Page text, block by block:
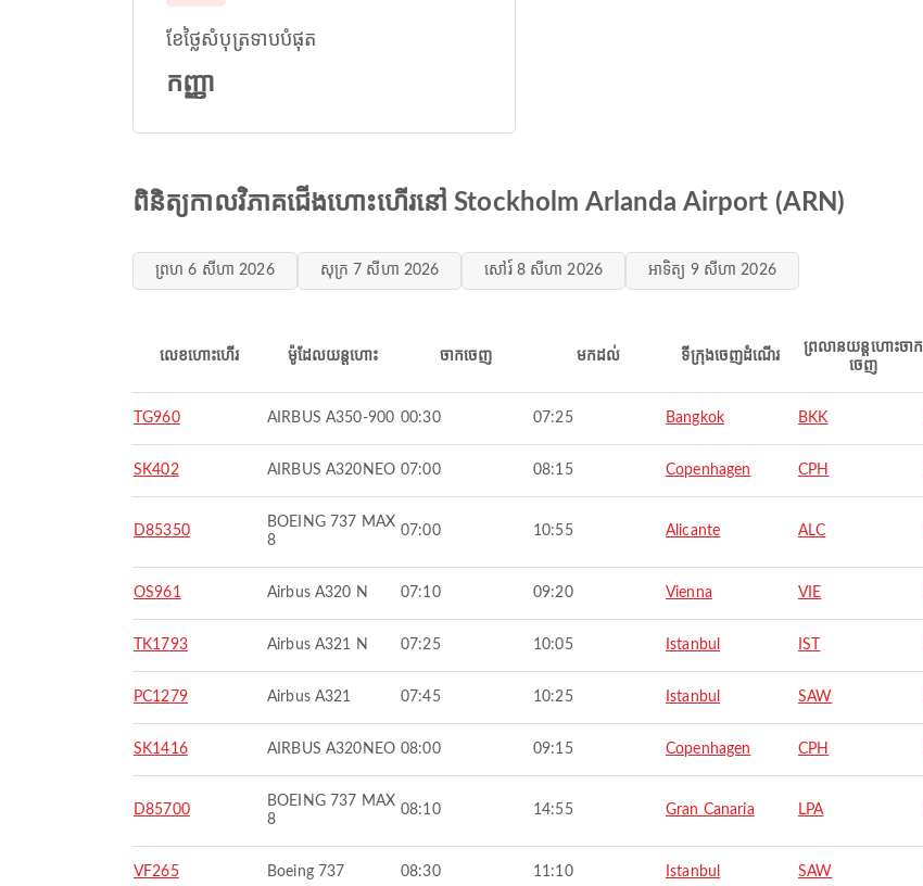
ខែថ្លៃសំបុត្រទាបបំផុត
កញ្ញា
ពិនិត្យកាលវិភាគជើងហោះហើរ​នៅ Stockholm Arlanda Airport (ARN)
ព្រហ 6 សីហា 2026 សុក្រ 7 សីហា 2026 សៅរ៍ 8 សីហា 2026 អាទិត្យ 9 សីហា 2026
លេខហោះហើរ ម៉ូដែលយន្តហោះ ចាកចេញ មកដល់ ទីក្រុងចេញដំណើរ
ព្រលានយន្តហោះចាក
ចេញ
TG960 AIRBUS A350-900 00:30 07:25 Bangkok BKK
SK402 AIRBUS A320NEO 07:00 08:15 Copenhagen CPH
D85350
BOEING 737 MAX
8
07:00 10:55 Alicante ALC
OS961 Airbus A320 N 07:10 09:20 Vienna VIE
TK1793 Airbus A321 N 07:25 10:05 Istanbul IST
PC1279 Airbus A321 07:45 10:25 Istanbul SAW
SK1416 AIRBUS A320NEO 08:00 09:15 Copenhagen CPH
D85700
BOEING 737 MAX
8
08:10 14:55 Gran Canaria LPA
VF265 Boeing 737 08:30 11:10 Istanbul SAW